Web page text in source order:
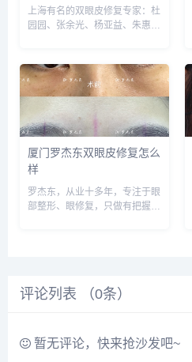
上海有名的双眼皮修复专家：杜
园园、张余光、杨亚益、朱惠
预约或咨询添加微信号：
wuyoubianmei或者直接拨打
400-616-6769，查询更...
厦门罗杰东双眼皮修复怎么
样
罗杰东，从业十多年，专注于眼
部整形、眼修复，只做有把握的
评论列表 （0条）
暂无评论，快来抢沙发吧~